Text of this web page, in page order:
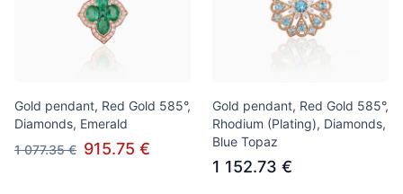
Gold pendant, Red Gold 585°,
Diamonds, Emerald
1 077.35 € 915.75 €
Gold pendant, Red Gold 585°,
Rhodium (Plating), Diamonds,
Blue Topaz
1 152.73 €